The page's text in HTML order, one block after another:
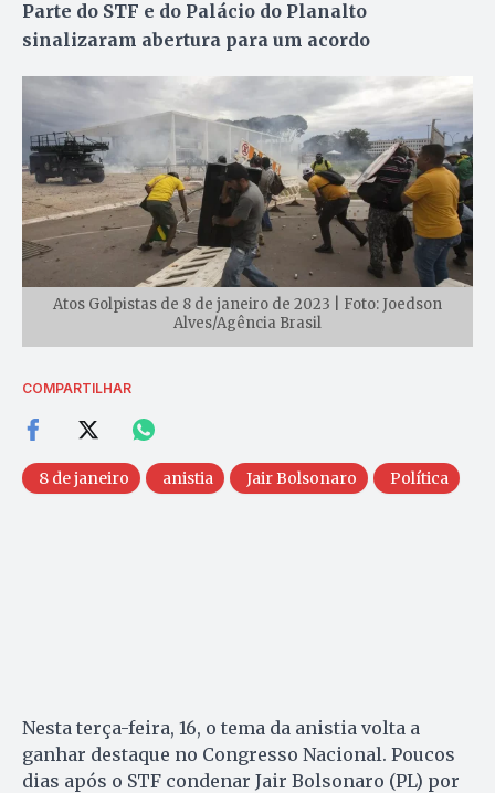
Parte do STF e do Palácio do Planalto
sinalizaram abertura para um acordo
Atos Golpistas de 8 de janeiro de 2023 | Foto: Joedson
Alves/Agência Brasil
COMPARTILHAR
8 de janeiro anistia Jair Bolsonaro Política
Nesta terça-feira, 16, o tema da anistia volta a
ganhar destaque no Congresso Nacional. Poucos
dias após o STF condenar Jair Bolsonaro (PL) por